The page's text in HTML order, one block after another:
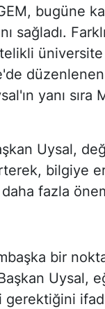
bugüne
sağladı.
yanı
Uysal,
bilgiye
fazla
bir
Uysal,